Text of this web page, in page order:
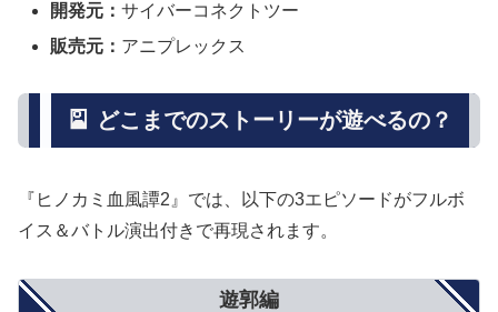
開発元：サイバーコネクトツー
販売元： アニプレックス
🎴 どこまでのストーリーが遊べるの？
『ヒノカミ血風譚2』では、以下の3エピソードがフルボ
イス＆バトル演出付きで再現されます。
遊郭編